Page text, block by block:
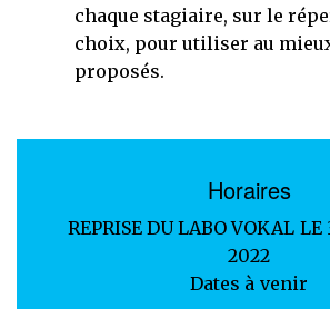
chaque stagiaire, sur le
choix, pour utiliser au
proposés.
Horaires
REPRISE DU LABO VOKAL LE
2022
Dates à venir